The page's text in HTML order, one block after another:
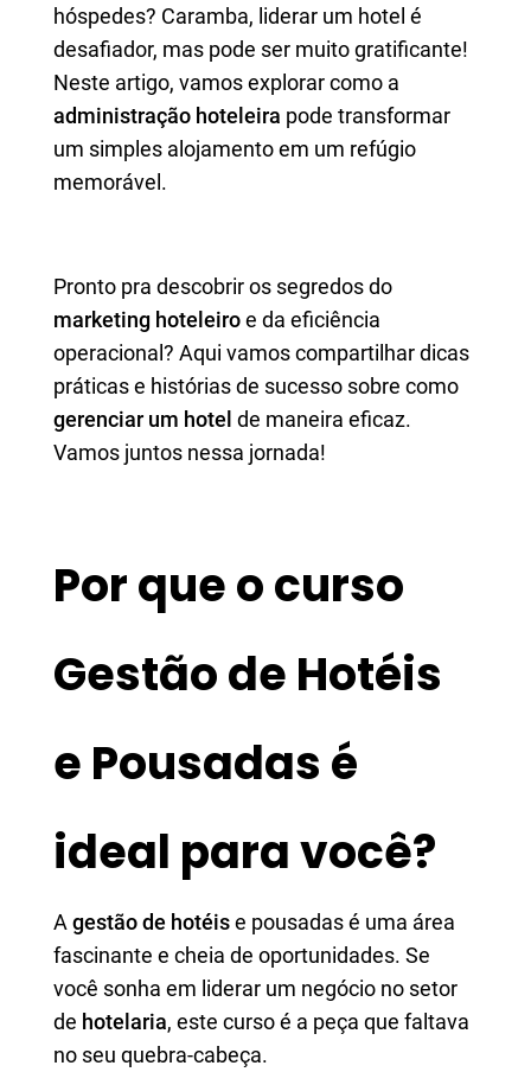
hóspedes? Caramba, liderar um hotel é
desafiador, mas pode ser muito gratificante!
Neste artigo, vamos explorar como a
administração hoteleira pode transformar
um simples alojamento em um refúgio
memorável.
Pronto pra descobrir os segredos do
marketing hoteleiroe da eficiência
operacional? Aqui vamos compartilhar dicas
práticas e histórias de sucesso sobre como
gerenciar um hotel de maneira eficaz.
Vamos juntos nessa jornada!
Por que o curso
Gestão de Hotéis
e Pousadas é
ideal para você?
A gestão de hotéise pousadas é uma área
fascinante e cheia de oportunidades. Se
você sonha em liderar um negócio no setor
de hotelaria, este curso é a peça que faltava
no seu quebra-cabeça.